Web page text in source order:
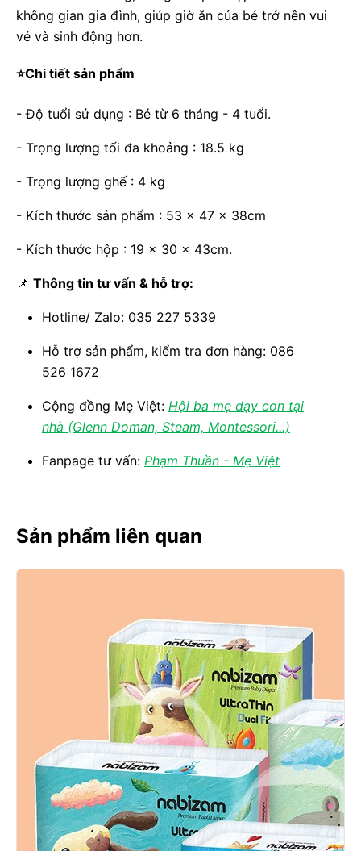
không gian gia đình, giúp giờ ăn của bé trở nên vui
vẻ và sinh động hơn.
⭐Chi tiết sản phẩm
- Độ tuổi sử dụng : Bé từ 6 tháng - 4 tuổi.
- Trọng lượng tối đa khoảng : 18.5 kg
- Trọng lượng ghế : 4 kg
- Kích thước sản phẩm : 53 x 47 x 38cm
- Kích thước hộp : 19 x 30 x 43cm.
📌 Thông tin tư vấn & hỗ trợ:
Hotline/ Zalo: 035 227 5339
Hỗ trợ sản phẩm, kiểm tra đơn hàng: 086
526 1672
Cộng đồng Mẹ Việt: Hội ba mẹ dạy con tại
nhà (Glenn Doman, Steam, Montessori...)
Fanpage tư vấn: Phạm Thuần - Mẹ Việt
Sản phẩm liên quan